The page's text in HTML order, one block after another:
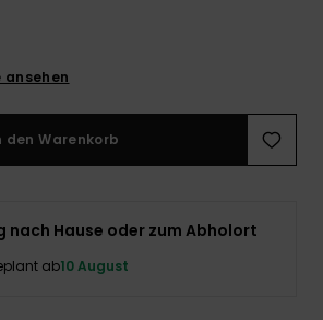
den Warenkorb
nach Hause oder zum Abholort
ab10 August